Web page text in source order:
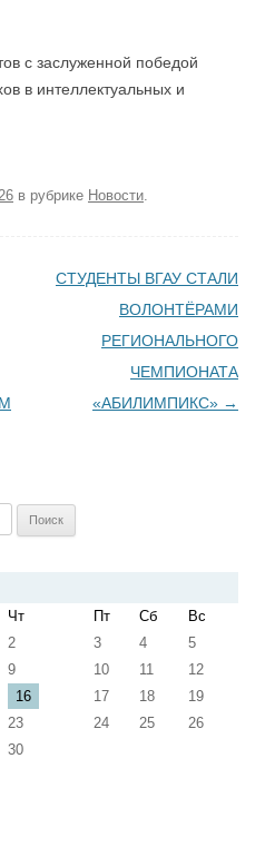
с заслуженной победой
в интеллектуальных и
в рубрике Новости
СТУДЕНТЫ ВГАУ СТАЛИ
ВОЛОНТЁРАМИ
РЕГИОНАЛЬНОГО
ЧЕМПИОНАТА
«АБИЛИМПИКС» →
Чт Пт Сб
Вс
2 3 4
5
9 10 11
12
16 17 18
19
23 24 25
26
30